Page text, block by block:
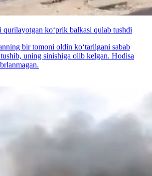
qurilayotgan ko‘prik balkasi qulab tushdi
bir tomoni oldin ko‘tarilgani sabab
uning sinishiga olib kelgan. Hodisa